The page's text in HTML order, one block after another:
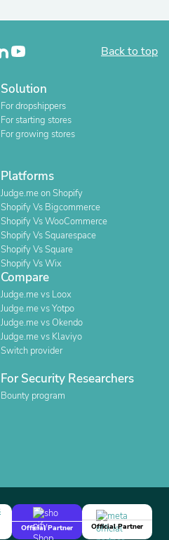
Back to top
Solution
For dropshippers
For starting stores
For growing stores
Platforms
Judge.me on Shopify
Shopify Vs Bigcommerce
Shopify Vs WooCommerce
Shopify Vs Squarespace
Shopify Vs Square
Shopify Vs Wix
Compare
Judge.me vs Loox
Judge.me vs Yotpo
Judge.me vs Okendo
Judge.me vs Klaviyo
Switch provider
For Security Researchers
Bounty program
Official Partner
Official Partner